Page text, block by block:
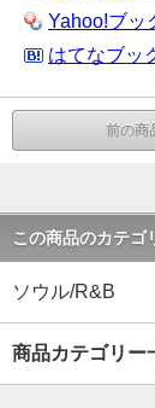
Yahoo!ブッ
はてなブッ
前の商
この商品のカテゴ
ソウル/R&B
商品カテゴリー